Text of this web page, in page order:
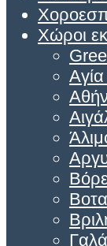
Χώροι